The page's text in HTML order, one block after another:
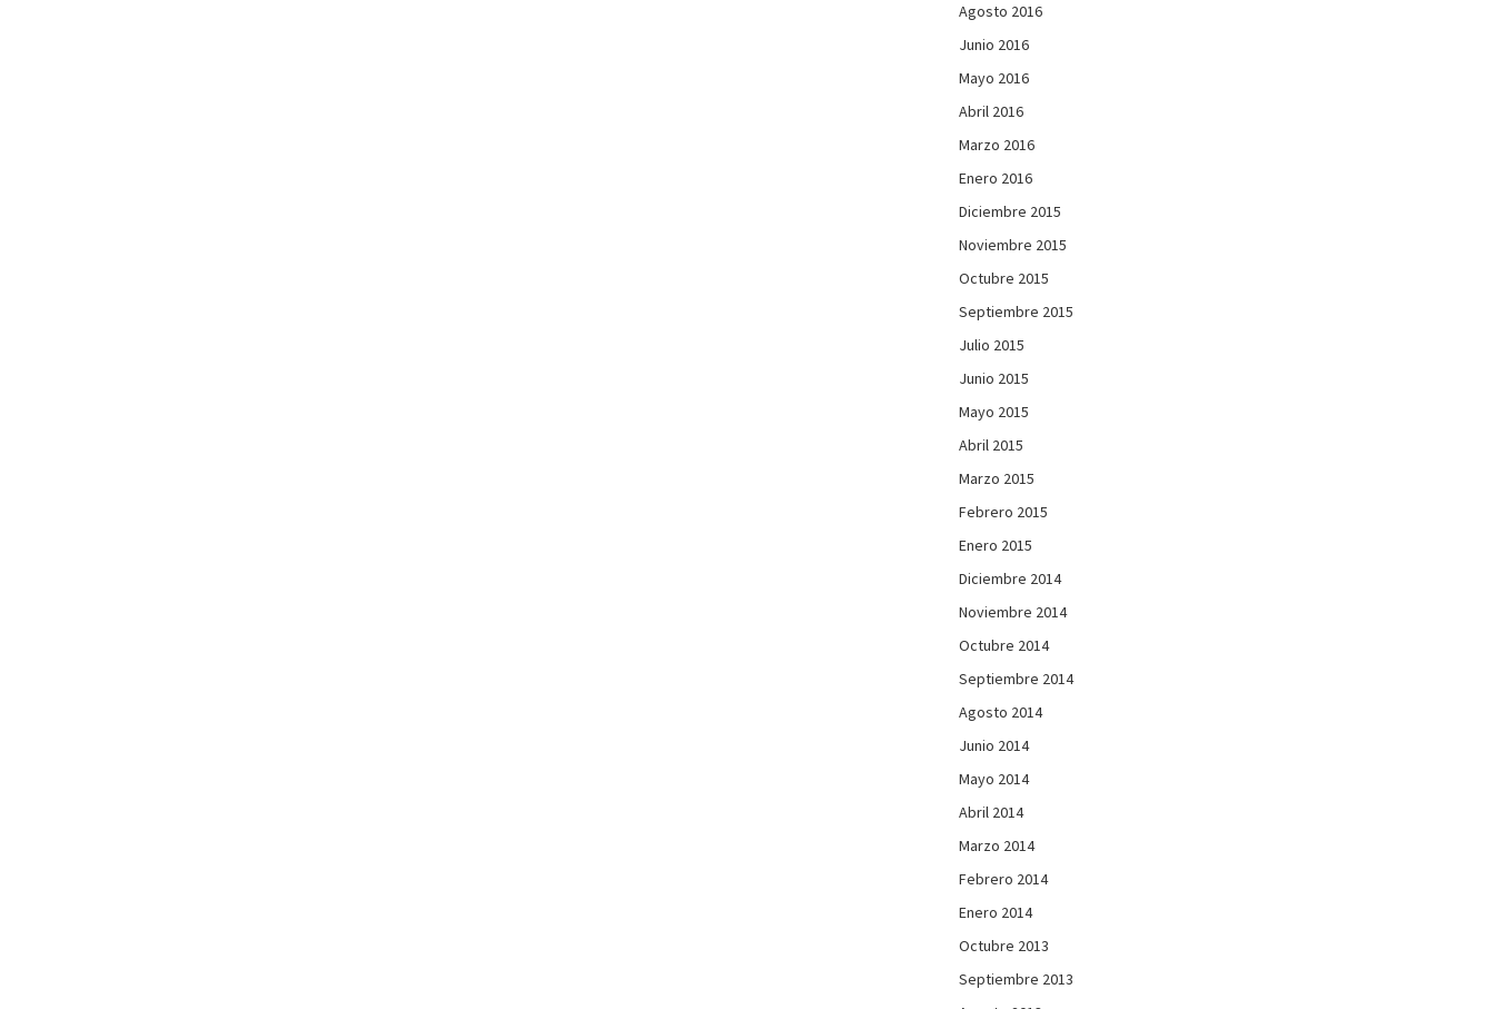
Agosto 2016
Junio 2016
Mayo 2016
Abril 2016
Marzo 2016
Enero 2016
Diciembre 2015
Noviembre 2015
Octubre 2015
Septiembre 2015
Julio 2015
Junio 2015
Mayo 2015
Abril 2015
Marzo 2015
Febrero 2015
Enero 2015
Diciembre 2014
Noviembre 2014
Octubre 2014
Septiembre 2014
Agosto 2014
Junio 2014
Mayo 2014
Abril 2014
Marzo 2014
Febrero 2014
Enero 2014
Octubre 2013
Septiembre 2013